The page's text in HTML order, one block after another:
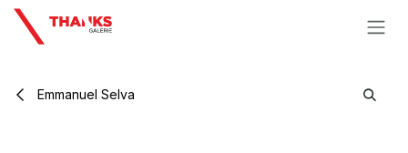
Se rendre au contenu
Emmanuel Selva